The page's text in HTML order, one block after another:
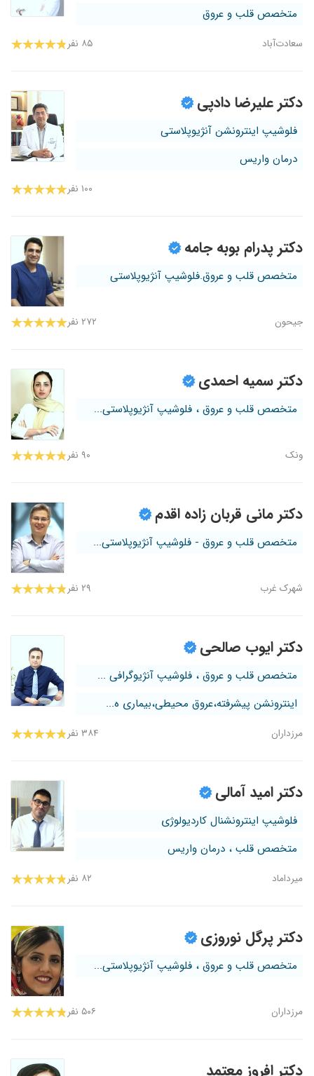
متخصص قلب و عروق
سعادت‌آباد ۸۵ نفر
دکتر علیرضا دادپی
فلوشیپ اینترونشن آنژیوپلاستی
درمان واریس
۱۰۰ نفر
دکتر پدرام بوبه جامه
متخصص قلب و عروق.فلوشیپ آنژیوپلاستی
جیحون ۲۷۲ نفر
دکتر سمیه احمدی
متخصص قلب و عروق ، فلوشیپ آنژیوپلاستی...
ونک ۹۰ نفر
دکتر مانی قربان زاده اقدم
متخصص قلب و عروق - فلوشیپ آنژیوپلاستی...
شهرک غرب ۲۹ نفر
دکتر ایوب صالحی
متخصص قلب و عروق ، فلوشیپ آنژیوگرافی ...
اینترونشن پیشرفته،عروق محیطی،بیماری ه...
مرزداران ۳۸۴ نفر
دکتر امید آمالی
فلوشیپ اینترونشنال کاردیولوژی
متخصص قلب ، درمان واریس
میرداماد ۸۲ نفر
دکتر پرگل نوروزی
متخصص قلب و عروق ، فلوشیپ آنژیوپلاستی...
مرزداران ۵۰۶ نفر
دکتر افروز معتمد